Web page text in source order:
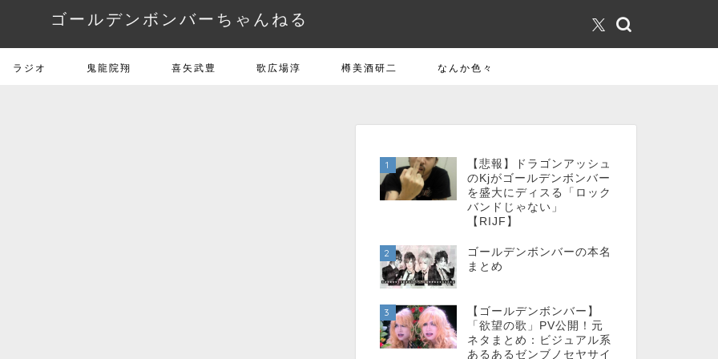
ゴールデンボンバーちゃんねる
ラジオ 鬼龍院翔 喜矢武豊 歌広場淳 樽美酒研二 なんか色々
1
【悲報】ドラゴンアッシュ
のKjがゴールデンボンバー
を盛大にディスる「ロック
バンドじゃない」
【RIJF】
2
ゴールデンボンバーの本名
まとめ
3
【ゴールデンボンバー】
「欲望の歌」PV公開！元
ネタまとめ：ビジュアル系
あるあるゼンブノセヤサイ